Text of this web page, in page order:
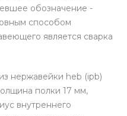
обозначение -
способом
является сварка
нержавейки heb (ipb)
полки 17 мм,
внутреннего